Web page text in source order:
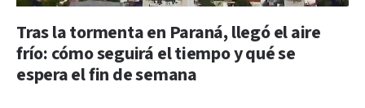
Tras la tormenta en Paraná, llegó el aire
frío: cómo seguirá el tiempo y qué se
espera el fin de semana